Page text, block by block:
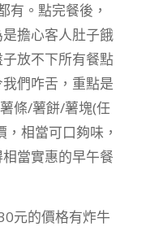
有。點完餐後，
擔心客人肚子餓
放不下所有餐點
們咋舌，重點是
條/薯餅/薯塊(任
相當可口夠味，
當實惠的早午餐
元的價格有炸牛